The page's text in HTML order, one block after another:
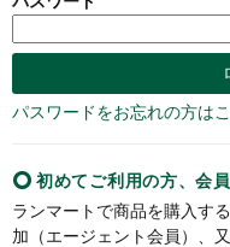
パスワードをお忘れの方は
初めてご利用の方、会
ランマートで商品を購入す
加（エージェント会員）、